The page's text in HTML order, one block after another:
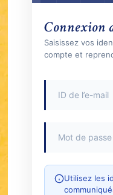
Connexion
Saisissez vos
compte et
Utilisez les